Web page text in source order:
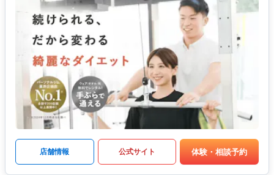
店舗情報 公式サイト 体験・相談予約